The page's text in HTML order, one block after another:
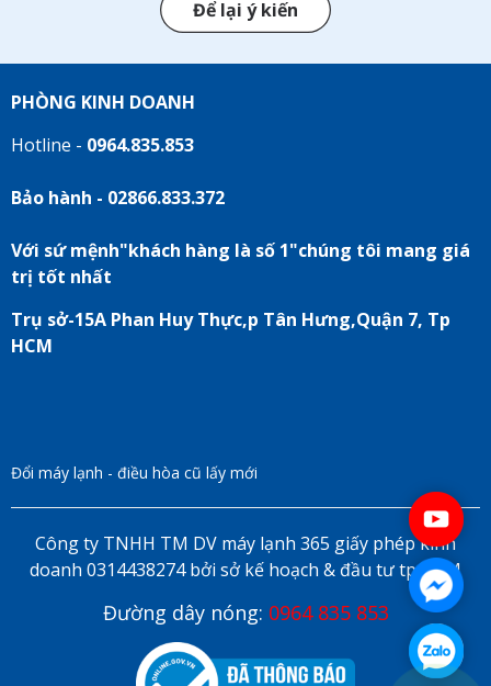
Để lại ý kiến
PHÒNG KINH DOANH
Hotline - 0964.835.853
Bảo hành - 02866.833.372
Với sứ mệnh"khách hàng là số 1"chúng tôi mang giá
trị tốt nhất
Trụ sở-15A Phan Huy Thực,p Tân Hưng,Quận 7, Tp
HCM
Đổi máy lạnh - điều hòa cũ lấy mới
Công ty TNHH TM DV máy lạnh 365 giấy phép kinh
doanh 0314438274 bởi sở kế hoạch & đầu tư tp HCM
Đường dây nóng: 0964 835 853